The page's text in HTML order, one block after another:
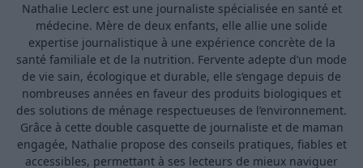
Nathalie Leclerc est une journaliste spécialisée en santé et
médecine. Mère de deux enfants, elle allie une solide
expertise journalistique à une expérience concrète de la
santé familiale et de la nutrition. Fervente adepte d’un mode
de vie sain, écologique et durable, elle s’engage depuis de
nombreuses années en faveur des produits biologiques et
des solutions de ménage respectueuses de l’environnement.
Grâce à cette double casquette de journaliste et de maman
engagée, Nathalie propose des conseils pratiques, fiables et
accessibles, permettant à ses lecteurs de mieux naviguer